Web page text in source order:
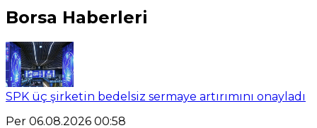
Borsa Haberleri
SPK üç şirketin bedelsiz sermaye artırımını onayladı
Per 06.08.2026 00:58